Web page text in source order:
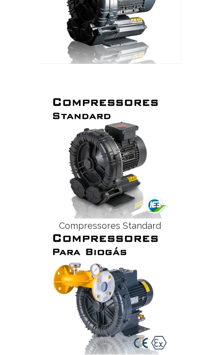
Compressores Standard